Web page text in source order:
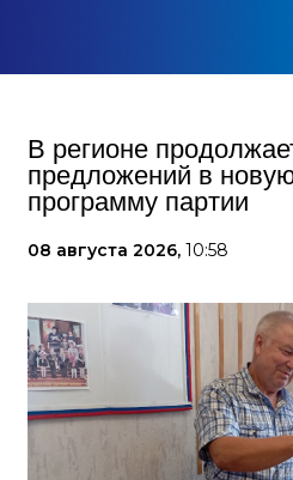
В регионе
предложений в
программу партии
08 августа 2026, 10:58